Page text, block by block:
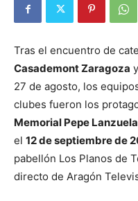
Tras el encuentro de
Casademont Zaragoza
27 de agosto, los
clubes fueron los
Memorial Pepe
el 12 de septiembre de
pabellón Los Planos de
directo de Aragón